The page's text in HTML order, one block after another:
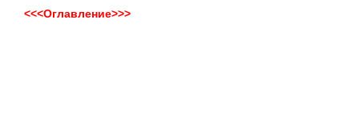
<<<Оглавление>>>